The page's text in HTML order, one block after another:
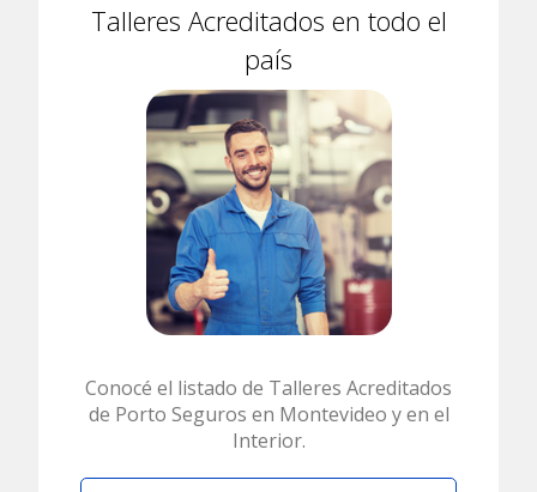
Talleres Acreditados en todo el
país
Conocé el listado de Talleres Acreditados
de Porto Seguros en Montevideo y en el
Interior.